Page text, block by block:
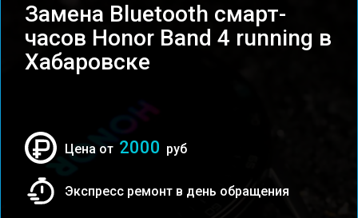
Замена Bluetooth смарт-
часов Honor Band 4 running в
Хабаровске
Цена от 2000 руб
Экспресс ремонт в день обращения